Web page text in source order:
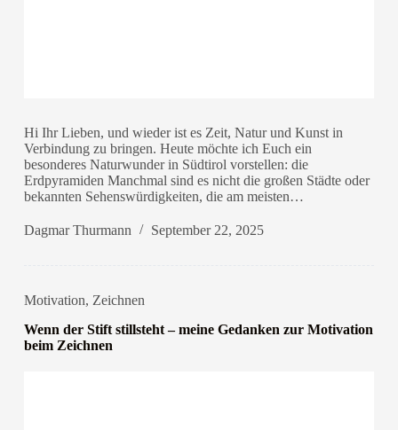
Hi Ihr Lieben, und wieder ist es Zeit, Natur und Kunst in
Verbindung zu bringen. Heute möchte ich Euch ein
besonderes Naturwunder in Südtirol vorstellen: die
Erdpyramiden Manchmal sind es nicht die großen Städte oder
bekannten Sehenswürdigkeiten, die am meisten…
Dagmar Thurmann September 22, 2025
Motivation, Zeichnen
Wenn der Stift stillsteht – meine Gedanken zur Motivation
beim Zeichnen